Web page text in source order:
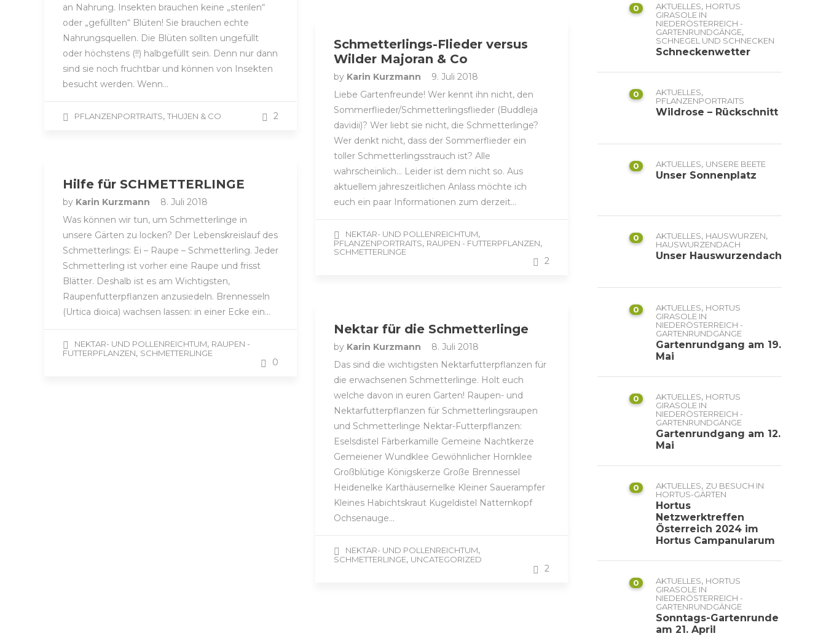
an Nahrung. Insekten brauchen keine „sterilen“
oder „gefüllten“ Blüten! Sie brauchen echte
Nahrungsquellen. Die Blüten sollten ungefüllt
oder höchstens (!!) halbgefüllt sein. Denn nur dann
sind sie noch fruchtbar und können von Insekten
besucht werden. Wenn…
PFLANZENPORTRAITS, THUJEN & CO 2
Schmetterlings-Flieder versus
Wilder Majoran & Co
by Karin Kurzmann
9. Juli 2018
Liebe Gartenfreunde! Wer kennt ihn nicht, den
Sommerflieder/Schmetterlingsflieder (Buddleja
davidii)? Wer liebt sie nicht, die Schmetterlinge?
Wer denkt nicht, dass der Sommerflieder ein
toller Schmetterlingsstrauch ist? Alle
wahrscheinlich… Leider ist dem nicht so. Aus
aktuellem jahreszeitlichen Anlass möchte ich
euch ein paar Informationen zum derzeit…
NEKTAR- UND POLLENREICHTUM,
PFLANZENPORTRAITS, RAUPEN - FUTTERPFLANZEN,
SCHMETTERLINGE
2
Hilfe für SCHMETTERLINGE
by Karin Kurzmann
8. Juli 2018
Was können wir tun, um Schmetterlinge in
unsere Gärten zu locken? Der Lebenskreislauf des
Schmetterlings: Ei – Raupe – Schmetterling. Jeder
Schmetterling ist vorher eine Raupe und frisst
Blätter. Deshalb ist es am Wichtigsten,
Raupenfutterpflanzen anzusiedeln. Brennesseln
(Urtica dioica) wachsen lassen: in einer Ecke ein…
NEKTAR- UND POLLENREICHTUM, RAUPEN -
FUTTERPFLANZEN, SCHMETTERLINGE
0
Nektar für die Schmetterlinge
by Karin Kurzmann
8. Juli 2018
Das sind die wichtigsten Nektarfutterpflanzen für
die erwachsenen Schmetterlinge. Holt euch
welche davon in euren Garten! Raupen- und
Nektarfutterpflanzen für Schmetterlingsraupen
und Schmetterlinge Nektar-Futterpflanzen:
Eselsdistel Färberkamille Gemeine Nachtkerze
Gemeiener Wundklee Gewöhnlicher Hornklee
Großblütige Königskerze Große Brennessel
Heidenelke Karthäusernelke Kleiner Sauerampfer
Kleines Habichtskraut Kugeldistel Natternkopf
Ochsenauge…
NEKTAR- UND POLLENREICHTUM,
SCHMETTERLINGE, UNCATEGORIZED
2
0 AKTUELLES, HORTUS
GIRASOLE IN
NIEDERÖSTERREICH -
GARTENRUNDGÄNGE,
SCHNEGEL UND SCHNECKEN
Schneckenwetter
0 AKTUELLES,
PFLANZENPORTRAITS
Wildrose – Rückschnitt
0 AKTUELLES, UNSERE BEETE
Unser Sonnenplatz
0 AKTUELLES, HAUSWURZEN,
HAUSWURZENDACH
Unser Hauswurzendach
0 AKTUELLES, HORTUS
GIRASOLE IN
NIEDERÖSTERREICH -
GARTENRUNDGÄNGE
Gartenrundgang am 19.
Mai
0 AKTUELLES, HORTUS
GIRASOLE IN
NIEDERÖSTERREICH -
GARTENRUNDGÄNGE
Gartenrundgang am 12.
Mai
0 AKTUELLES, ZU BESUCH IN
HORTUS-GÄRTEN
Hortus
Netzwerktreffen
Österreich 2024 im
Hortus Campanularum
0 AKTUELLES, HORTUS
GIRASOLE IN
NIEDERÖSTERREICH -
GARTENRUNDGÄNGE
Sonntags-Gartenrunde
am 21. April